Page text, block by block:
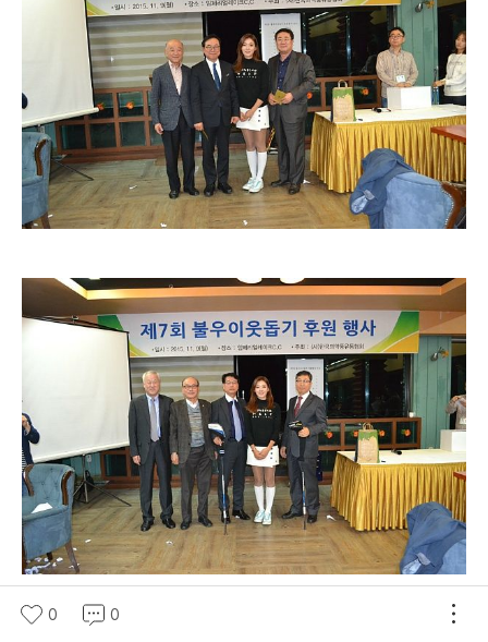
3부 행사에서는 경품추첨을 통해 건강검진권을 비롯해 다양한 상품
0 0